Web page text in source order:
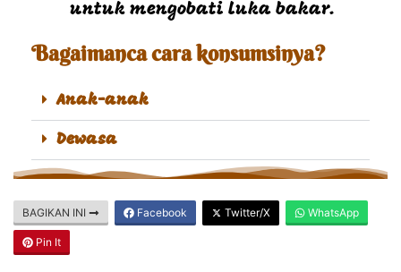
untuk mengobati luka bakar.
Bagaimanca cara konsumsinya?
Anak-anak
Dewasa
BAGIKAN INI Facebook Twitter/X WhatsApp
Pin It